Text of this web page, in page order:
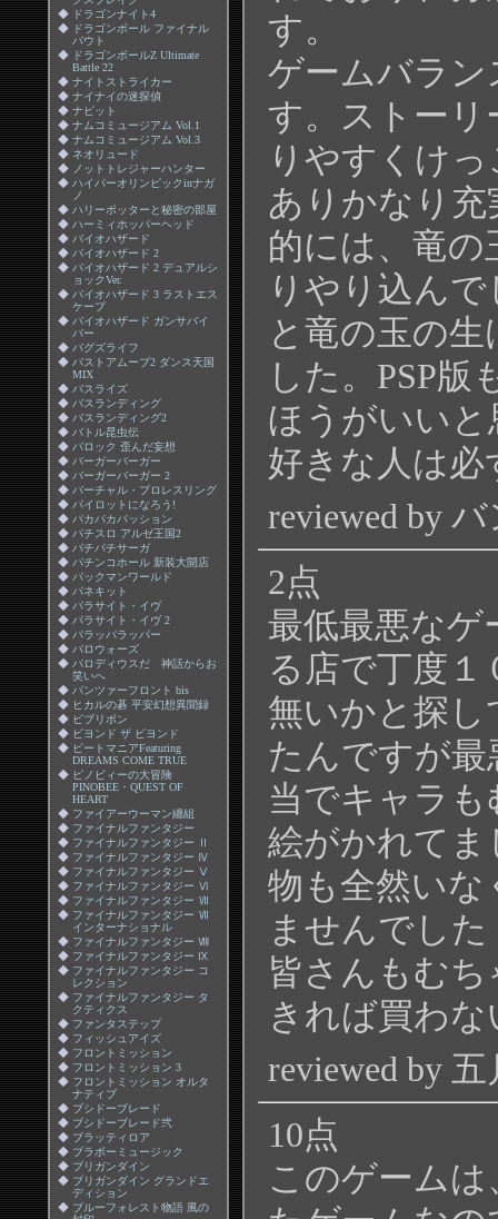
◆ ドラゴンナイト4
◆ ドラゴンボール ファイナル
バウト
◆ ドラゴンボールZ Ultimate
Battle 22
◆ ナイトストライカー
◆ ナイナイの迷探偵
◆ ナビット
◆ ナムコミュージアム Vol.1
◆ ナムコミュージアム Vol.3
◆ ネオリュード
◆ ノットトレジャーハンター
◆ ハイパーオリンピックinナガ
ノ
◆ ハリーポッターと秘密の部屋
◆ ハーミィホッパーヘッド
◆ バイオハザード
◆ バイオハザード 2
◆ バイオハザード 2 デュアルシ
ョックVer.
◆ バイオハザード 3 ラストエス
ケープ
◆ バイオハザード ガンサバイ
バー
◆ バグズライフ
◆ バストアムーブ2 ダンス天国
MIX
◆ バスライズ
◆ バスランディング
◆ バスランディング2
◆ バトル昆虫伝
◆ バロック 歪んだ妄想
◆ バーガーバーガー
◆ バーガーバーガー 2
◆ バーチャル・プロレスリング
◆ パイロットになろう!
◆ パカパカパッション
◆ パチスロ アルゼ王国2
◆ パチパチサーガ
◆ パチンコホール 新装大開店
◆ パックマンワールド
◆ パネキット
◆ パラサイト・イヴ
◆ パラサイト・イヴ 2
◆ パラッパラッパー
◆ パロウォーズ
◆ パロディウスだ 神話からお
笑いへ
◆ パンツァーフロント bis
◆ ヒカルの碁 平安幻想異聞録
◆ ビブリボン
◆ ビヨンド ザ ビヨンド
◆ ビートマニアFeaturing
DREAMS COME TRUE
◆ ピノビィーの大冒険
PINOBEE・QUEST OF
HEART
◆ ファイアーウーマン纏組
◆ ファイナルファンタジー
◆ ファイナルファンタジー Ⅱ
◆ ファイナルファンタジー Ⅳ
◆ ファイナルファンタジー Ⅴ
◆ ファイナルファンタジー Ⅵ
◆ ファイナルファンタジー Ⅶ
◆ ファイナルファンタジー Ⅶ
インターナショナル
◆ ファイナルファンタジー Ⅷ
◆ ファイナルファンタジー Ⅸ
◆ ファイナルファンタジー コ
レクション
◆ ファイナルファンタジー タ
クティクス
◆ ファンタステップ
◆ フィッシュアイズ
◆ フロントミッション
◆ フロントミッション 3
◆ フロントミッション オルタ
ナティブ
◆ ブシドーブレード
◆ ブシドーブレード弐
◆ ブラッティロア
◆ ブラボーミュージック
◆ ブリガンダイン
◆ ブリガンダイン グランドエ
ディション
◆ ブルーフォレスト物語 風の
す。
ゲームバラ
す。ストーリ
りやすくけ
ありかなり
的には、竜
りやり込ん
と竜の玉の
した。PSP版
ほうがいい
好きな人は
reviewed by
2点
最低最悪なゲ
る店で丁度
無いかと探
たんですが
当でキャラ
絵がかれて
物も全然い
ませんでした
皆さんもむ
きれば買わ
reviewed by
10点
このゲーム